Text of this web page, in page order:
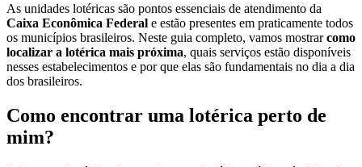
As unidades lotéricas são pontos essenciais de atendimento da
Caixa Econômica Federal e estão presentes em praticamente todos
os municípios brasileiros. Neste guia completo, vamos mostrarcomo
localizar a lotérica mais próxima, quais serviços estão disponíveis
nesses estabelecimentos e por que elas são fundamentais no dia a dia
dos brasileiros.
Como encontrar uma lotérica perto de
mim?